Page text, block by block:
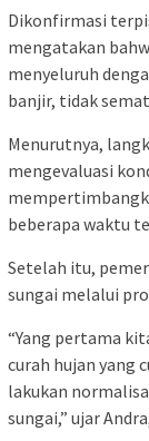
Dikonfirmasi
mengatakan
menyeluruh
banjir, tidak
Menurutnya,
mengevaluasi
beberapa waktu
Setelah itu,
sungai melalui
“Yang pertama
curah hujan yang
lakukan
sungai,” ujar